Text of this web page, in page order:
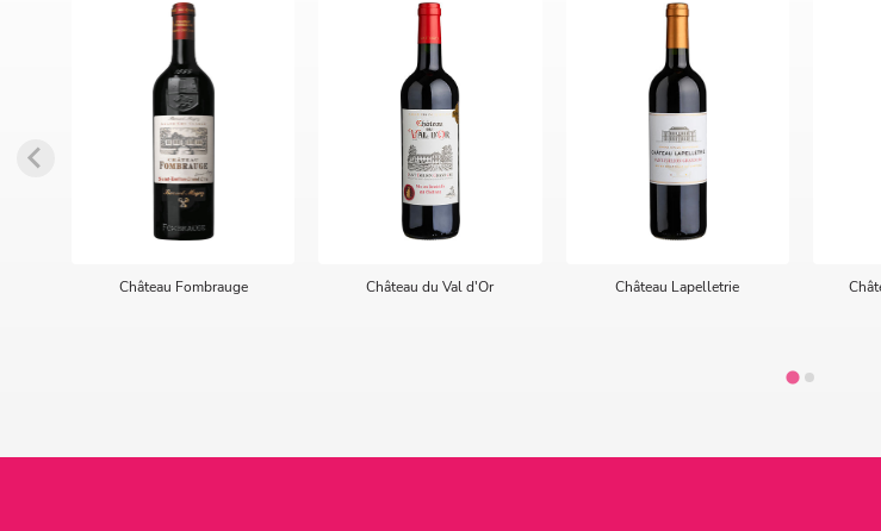
Château Fombrauge Château du Val d'Or Château Lapelletrie